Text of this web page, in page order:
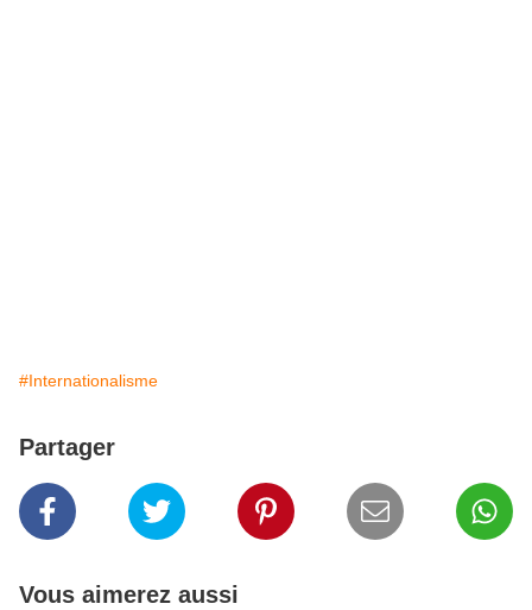
#Internationalisme
Partager
Vous aimerez aussi